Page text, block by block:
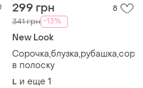
299 грн 8
341 грн -13%
New Look
в полоску
L и еще 1